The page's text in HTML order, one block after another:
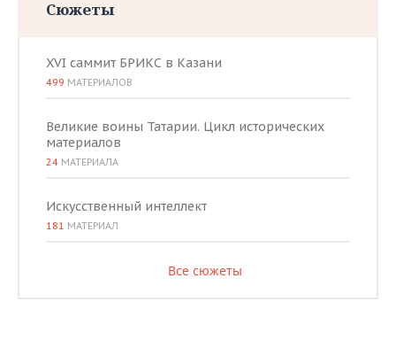
Сюжеты
XVI саммит БРИКС в Казани
499 МАТЕРИАЛОВ
Великие воины Татарии. Цикл исторических
материалов
24 МАТЕРИАЛА
Искусственный интеллект
181 МАТЕРИАЛ
Все сюжеты